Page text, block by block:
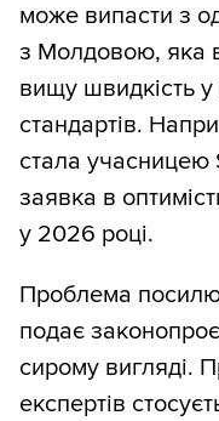
може випасти з
з Молдовою, яка
вищу швидкість у
стандартів.
стала учасницею
заявка в
у 2026 році.
Проблема
подає
сирому вигляді.
експертів